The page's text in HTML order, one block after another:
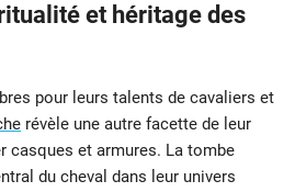
et héritage des
pour leurs talents de cavaliers et
révèle une autre facette de leur
casques et armures. La tombe
du cheval dans leur univers